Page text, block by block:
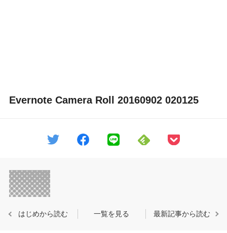
Evernote Camera Roll 20160902 020125
はじめから読む 一覧を見る 最新記事から読む